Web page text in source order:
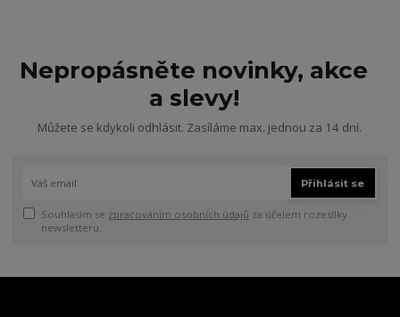
Nepropásněte novinky, akce
a slevy!
Můžete se kdykoli odhlásit. Zasíláme max. jednou za 14 dní.
Přihlásit se
Souhlasím se zpracováním osobních údajů za účelem rozesílky
newsletteru.